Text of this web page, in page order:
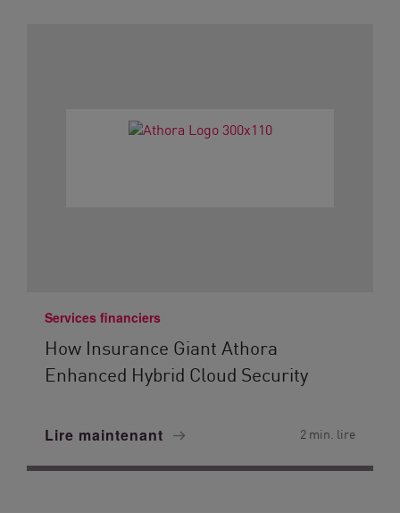
Services financiers
How Insurance Giant Athora
Enhanced Hybrid Cloud Security
Lire maintenant 2 min. lire